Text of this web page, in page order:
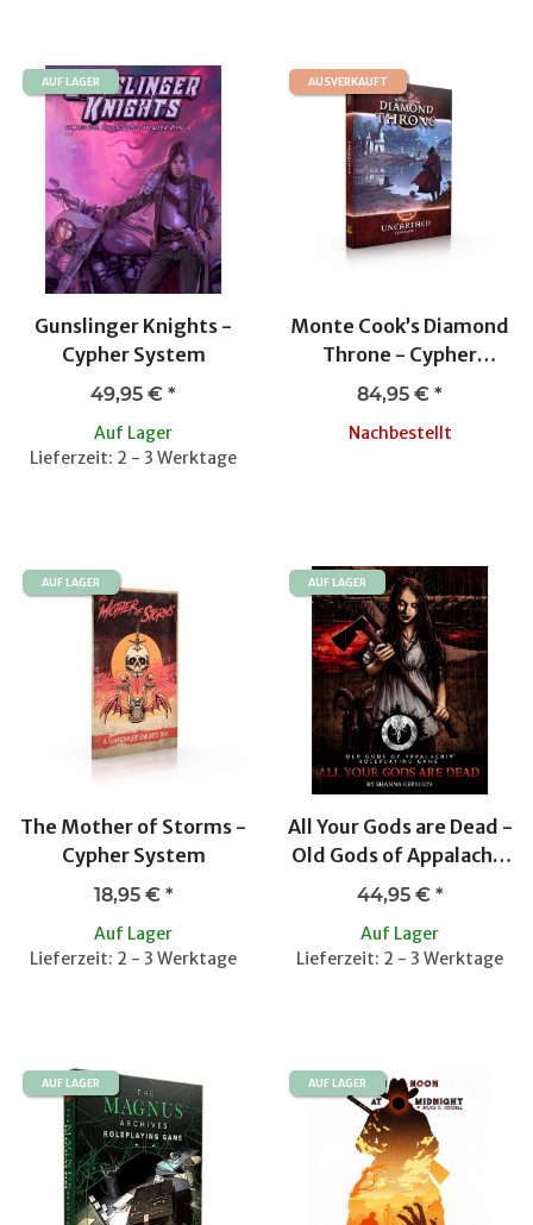
AUF LAGER
Gunslinger Knights -
Cypher System
49,95 € *
Auf Lager
Lieferzeit: 2 - 3 Werktage
AUSVERKAUFT
Monte Cook’s Diamond
Throne - Cypher
System
84,95 € *
Nachbestellt
AUF LAGER
The Mother of Storms -
Cypher System
18,95 € *
Auf Lager
Lieferzeit: 2 - 3 Werktage
AUF LAGER
All Your Gods are Dead -
Old Gods of Appalachia
RPG
44,95 € *
Auf Lager
Lieferzeit: 2 - 3 Werktage
AUF LAGER AUF LAGER